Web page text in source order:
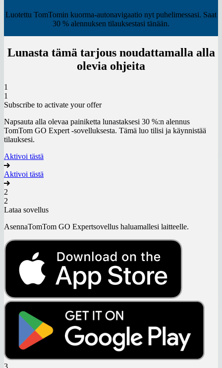
Luotettu TomTomin kuorma-autonavigaatio nyt puhelimessasi. Saat
30 % alennuksen tilauksestasi tänään.
Lunasta tämä tarjous noudattamalla alla
olevia ohjeita
1
1
Subscribe to activate your offer
Napsauta alla olevaa painiketta lunastaksesi 30 %:n alennus
TomTom GO Expert -sovelluksesta. Tämä luo tilisi ja käynnistää
tilauksesi.
Aktivoi tästä
Aktivoi tästä
2
2
Lataa sovellus
AsennaTomTom GO Expertsovellus haluamallesi laitteelle.
3